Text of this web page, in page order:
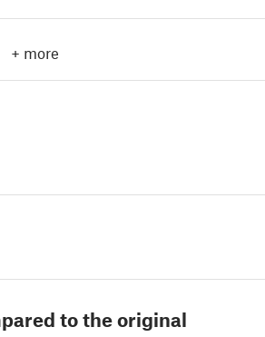
+ more
to the original